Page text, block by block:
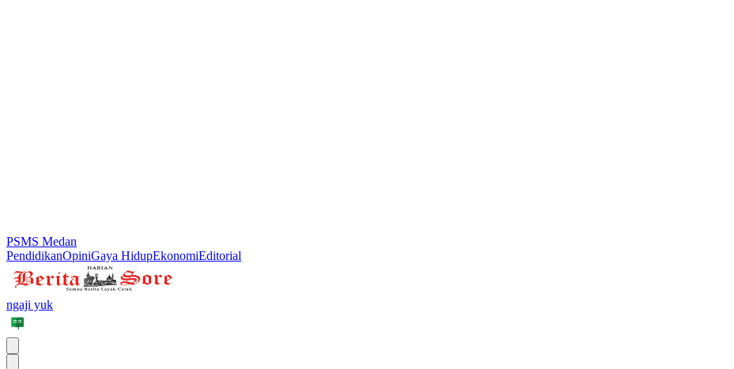
PSMS Medan
PendidikanOpiniGaya HidupEkonomiEditorial
ngaji yuk